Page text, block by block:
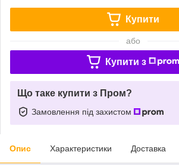
Купити
або
Купити з
Що таке купити з Пром?
Замовлення під захистом
Опис Характеристики Доставка